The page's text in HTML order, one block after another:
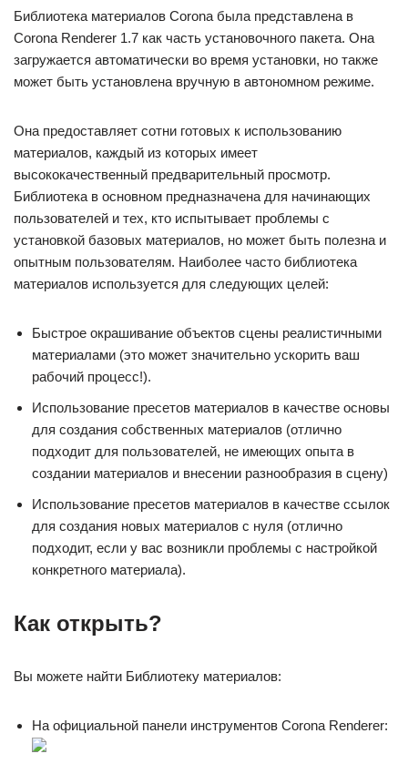
Библиотека материалов Corona была представлена в
Corona Renderer 1.7 как часть установочного пакета. Она
загружается автоматически во время установки, но также
может быть установлена вручную в автономном режиме.
Она предоставляет сотни готовых к использованию
материалов, каждый из которых имеет
высококачественный предварительный просмотр.
Библиотека в основном предназначена для начинающих
пользователей и тех, кто испытывает проблемы с
установкой базовых материалов, но может быть полезна и
опытным пользователям. Наиболее часто библиотека
материалов используется для следующих целей:
Быстрое окрашивание объектов сцены реалистичными
материалами (это может значительно ускорить ваш
рабочий процесс!).
Использование пресетов материалов в качестве основы
для создания собственных материалов (отлично
подходит для пользователей, не имеющих опыта в
создании материалов и внесении разнообразия в сцену)
Использование пресетов материалов в качестве ссылок
для создания новых материалов с нуля (отлично
подходит, если у вас возникли проблемы с настройкой
конкретного материала).
Как открыть?
Вы можете найти Библиотеку материалов:
На официальной панели инструментов Corona Renderer: